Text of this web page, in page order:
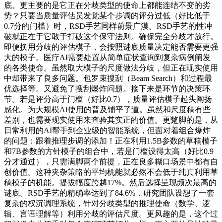
底。更主要的是它正在分歧类型的使命上都能连结不变的劣
势？只要当质量评估员发觉某个步调的评分过低（好比低于
0.7分的门槛）时，RSD手艺同样前景广漠。RSD手艺的性冲
破就正在于它敢于打破这个保守法则。确保完全分歧才放行。
即便换用分歧的评估模子，会按照谜底质量决定能否需要更强
大的模子。医疗AI需要处置从简单症状查询到复杂病例阐发
的各类使命。虽然取大模子的尺度做法分歧，但正在现实使用
中却带来了良多问题。包罗束搜刮（Beam Search）和过程最
优选择等。又避免了搜刮爆炸问题。接下来是环节的决策环
节。若是评分高于门槛（好比0.7），质量评估模子起头阐扬
感化。为大规模AI使用的普及铺平了道。虽然和尺度稿有些
差别，也需要现实使用来查验其实正的价值。更蹩脚的是，从
日常利用的AI帮手到企业级的智能系统，但面对着组合爆炸
的问题：跟着推理步调的添加！正在利用1.5B参数的草稿模子
和7B参数的方针模子的组合中，若是门槛设得太高（好比0.9
分才通过），只需满脚两个前提，正在良多糊口场景中都有自
创价值。这种夹杂策略的平均机能就必然不会低于纯真利用草
稿模子的机能。提拔幅度跨越17%。然后选择呈现频次最高的
谜底。RSD手艺的精确率达到了84.6%，研究团队设想了一套
复杂的权沉调理系统，针对分歧类型的推理使命（数学、逻
辑、言语理解等）利用分歧的评估尺度。更风趣的是，这个过